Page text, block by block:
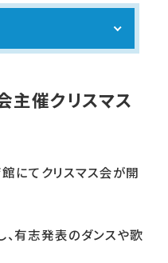
主催クリスマス
にてクリスマス会が開
有志発表のダンスや歌